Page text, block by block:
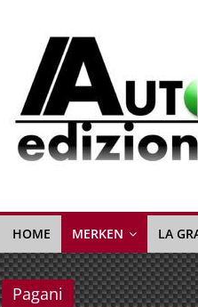
Auto
Edizione
La
Gazetta
dell'Automobile
Italiana
|
HOME MERKEN LA
Pagani